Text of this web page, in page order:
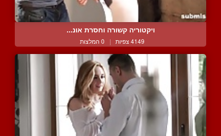
ויקטוריה קשורה וחסרת אונ...
4149 צפיות | 0 המלצות